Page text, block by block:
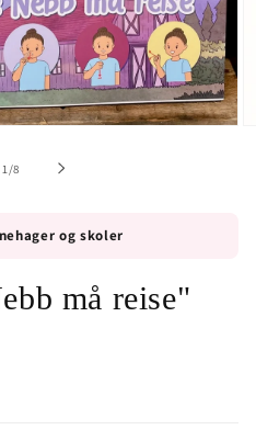
1 /av
8
og skoler
må reise"